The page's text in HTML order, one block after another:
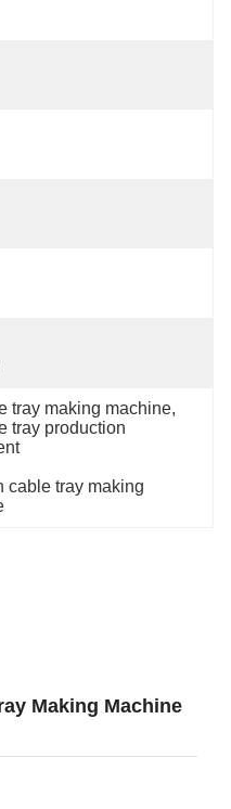
tray making machine,
tray production
cable tray making
Making Machine